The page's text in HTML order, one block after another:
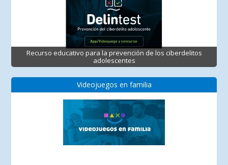
Recurso educativo para la prevención de los ciberdelitos
adolescentes
Videojuegos en familia